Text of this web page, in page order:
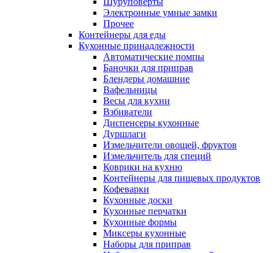
Электронные умные замки
Прочее
Контейнеры для еды
Кухонные принадлежности
Автоматические помпы
Баночки для приправ
Блендеры домашние
Вафельницы
Весы для кухни
Взбиватели
Диспенсеры кухонные
Дуршлаги
Измельчители овощей, фруктов
Измельчитель для специй
Коврики на кухню
Контейнеры для пищевых продуктов
Кофеварки
Кухонные доски
Кухонные перчатки
Кухонные формы
Миксеры кухонные
Наборы для приправ